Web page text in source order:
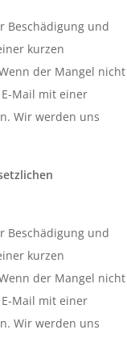
Beschädigung und
kurzen
der Mangel nicht
Mail mit einer
Wir werden uns
Beschädigung und
kurzen
der Mangel nicht
Mail mit einer
Wir werden uns